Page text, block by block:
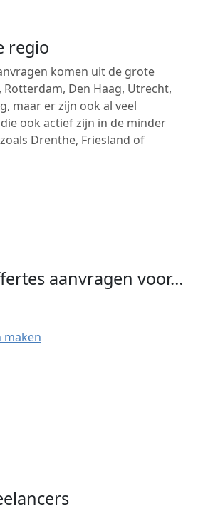
regio
komen uit de grote
Den Haag, Utrecht,
maar er zijn ook al veel
ook actief zijn in de minder
Drenthe, Friesland of
aanvragen voor…
maken